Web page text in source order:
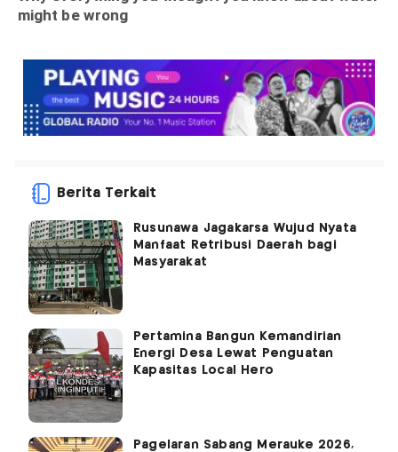
Berita Terkait
Rusunawa Jagakarsa Wujud Nyata
Manfaat Retribusi Daerah bagi
Masyarakat
Pertamina Bangun Kemandirian
Energi Desa Lewat Penguatan
Kapasitas Local Hero
Pagelaran Sabang Merauke 2026,